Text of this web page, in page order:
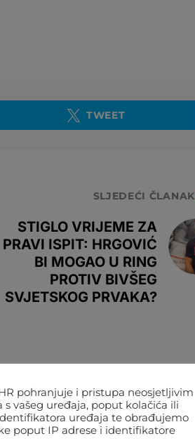
TWEET
SLJEDEĆI ČLANAK
STIGLO VRIJEME ZA
PRAVI ISPIT: HRGOVIĆ
BI MOGAO U RING
PROTIV BIVŠEG
SVJETSKOG PRVAKA?
pohranjuje i pristupa neosjetljivim
vašeg uređaja, poput kolačića ili
uređaja te obrađujemo
poput IP adrese i identifikatore